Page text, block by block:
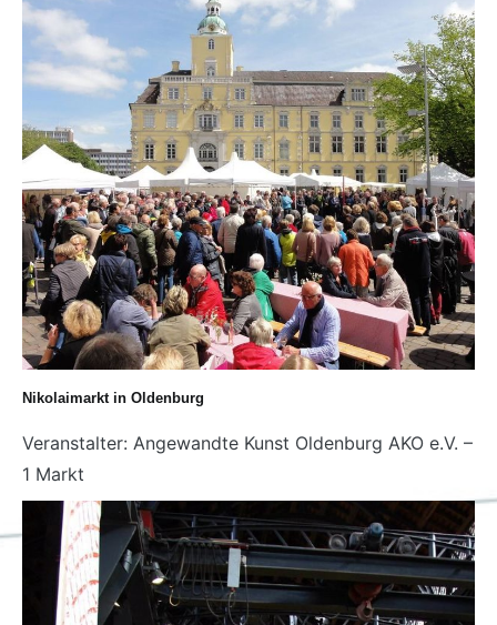
Nikolaimarkt in Oldenburg
Veranstalter: Angewandte Kunst Oldenburg AKO e.V. –
1 Markt